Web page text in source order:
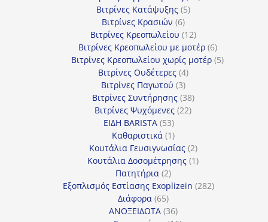
Βιτρίνες Κατάψυξης 55
Βιτρίνες Κρασιών 66
προϊόντα
Βιτρίνες Κρεοπωλείου 1212
προϊόντα
Βιτρίνες Κρεοπωλείου με μοτέρ 66
προϊόντα
Βιτρίνες Κρεοπωλείου χωρίς μοτέρ 55
Βιτρίνες Ουδέτερες 44
προϊόντα
Βιτρίνες Παγωτού 33
προϊόντα
Βιτρίνες Συντήρησης 3838
προϊόντα
Βιτρίνες Ψυχόμενες 2222
ΕΙΔΗ BARISTA 5353
προϊόντα
Καθαριστικά 11
προϊόν
Κουτάλια Γευσιγνωσίας 22
προϊόντα
Κουτάλια Δοσομέτρησης 11
Πατητήρια 22
προϊόντα
Εξοπλισμός Εστίασης Exoplizein 282282
Διάφορα 6565
προϊόντα
ΑΝΟΞΕΙΔΩΤΑ 3636